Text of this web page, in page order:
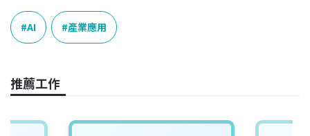
c
e
b
o
k
n
r
e
a
n
k
AI 產業應用
推薦工作